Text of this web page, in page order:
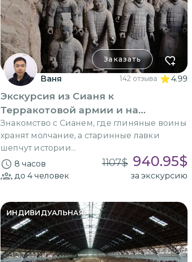
Заказать
Ваня 142 отзыва 4.99
Экскурсия из Сианя к
Терракотовой армии и на
антикварную улицу
Знакомство с Сианем, где глиняные воины
хранят молчание, а старинные лавки
шепчут истории...
8 часов
1107$ 940.95$
до 4человек за экскурсию
ИНДИВИДУАЛЬНАЯ